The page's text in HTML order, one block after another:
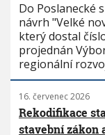
Do Poslanecké
návrh "Velké
který dostal
projednán
regionální
16. červenec 2026
Rekodifikace
stavební zákon